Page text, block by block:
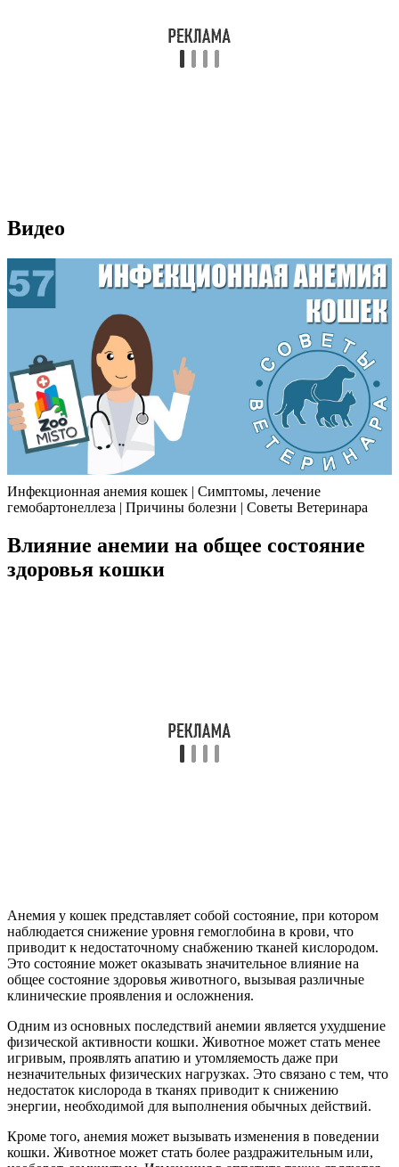
Видео
Инфекционная анемия кошек | Симптомы, лечение
гемобартонеллеза | Причины болезни | Советы Ветеринара
Влияние анемии на общее состояние
здоровья кошки
Анемия у кошек представляет собой состояние, при котором
наблюдается снижение уровня гемоглобина в крови, что
приводит к недостаточному снабжению тканей кислородом.
Это состояние может оказывать значительное влияние на
общее состояние здоровья животного, вызывая различные
клинические проявления и осложнения.
Одним из основных последствий анемии является ухудшение
физической активности кошки. Животное может стать менее
игривым, проявлять апатию и утомляемость даже при
незначительных физических нагрузках. Это связано с тем, что
недостаток кислорода в тканях приводит к снижению
энергии, необходимой для выполнения обычных действий.
Кроме того, анемия может вызывать изменения в поведении
кошки. Животное может стать более раздражительным или,